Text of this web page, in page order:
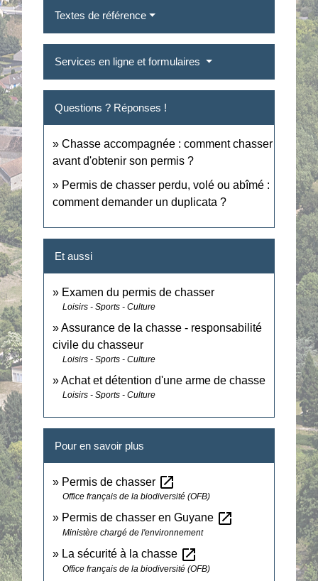
Textes de référence
Services en ligne et formulaires
Questions ? Réponses !
Chasse accompagnée : comment chasser
avant d'obtenir son permis ?
Permis de chasser perdu, volé ou abîmé :
comment demander un duplicata ?
Et aussi
Examen du permis de chasser
Loisirs - Sports - Culture
Assurance de la chasse - responsabilité
civile du chasseur
Loisirs - Sports - Culture
Achat et détention d'une arme de chasse
Loisirs - Sports - Culture
Pour en savoir plus
Permis de chasser open_in_new
Office français de la biodiversité (OFB)
Permis de chasser en Guyane open_in_new
Ministère chargé de l'environnement
La sécurité à la chasse open_in_new
Office français de la biodiversité (OFB)